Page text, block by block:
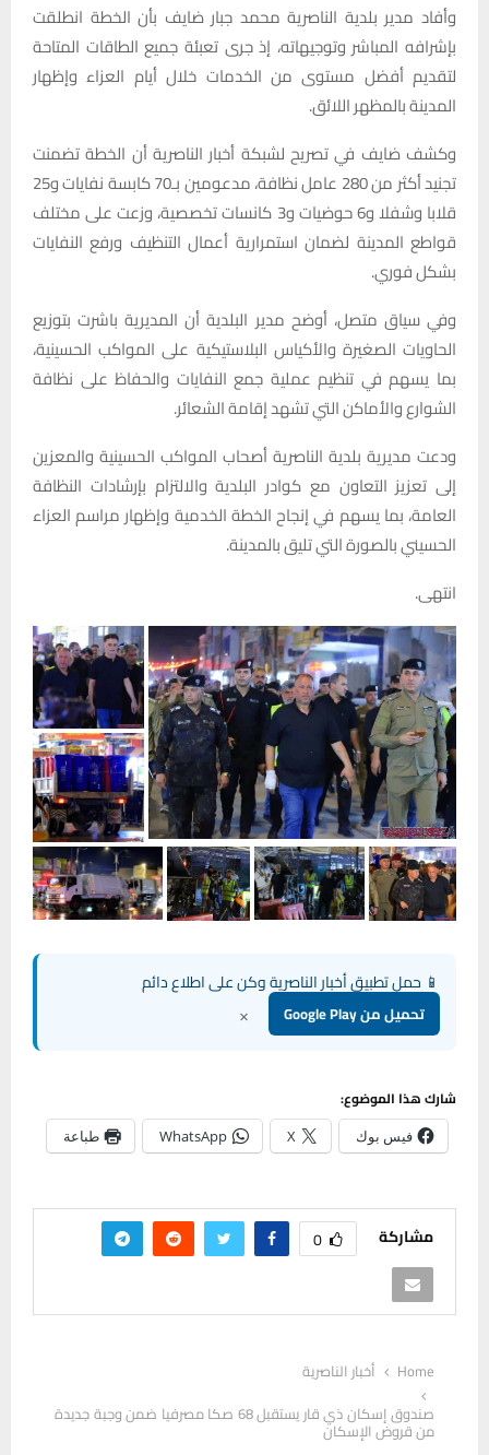
وأفاد مدير بلدية الناصرية محمد جبار ضايف بأن الخطة انطلقت
بإشرافه المباشر وتوجيهاته، إذ جرى تعبئة جميع الطاقات المتاحة
لتقديم أفضل مستوى من الخدمات خلال أيام العزاء وإظهار
المدينة بالمظهر اللائق.
وكشف ضايف في تصريح لشبكة أخبار الناصرية أن الخطة تضمنت
تجنيد أكثر من 280 عامل نظافة، مدعومين بـ70 كابسة نفايات و25
قلابا وشفلا و6 حوضيات و3 كانسات تخصصية، وزعت على مختلف
قواطع المدينة لضمان استمرارية أعمال التنظيف ورفع النفايات
بشكل فوري.
وفي سياق متصل، أوضح مدير البلدية أن المديرية باشرت بتوزيع
الحاويات الصغيرة والأكياس البلاستيكية على المواكب الحسينية،
بما يسهم في تنظيم عملية جمع النفايات والحفاظ على نظافة
الشوارع والأماكن التي تشهد إقامة الشعائر.
ودعت مديرية بلدية الناصرية أصحاب المواكب الحسينية والمعزين
إلى تعزيز التعاون مع كوادر البلدية والالتزام بإرشادات النظافة
العامة، بما يسهم في إنجاح الخطة الخدمية وإظهار مراسم العزاء
الحسيني بالصورة التي تليق بالمدينة.
انتهى.
📱 حمل تطبيق أخبار الناصرية وكن على اطلاع دائم
تحميل من Google Play ×
شارك هذا الموضوع:
فيس بوك X
WhatsApp طباعة
مشاركة 0
Home
أخبار الناصرية
صندوق إسكان ذي قار يستقبل 68 صكا مصرفيا ضمن وجبة جديدة
من قروض الإسكان